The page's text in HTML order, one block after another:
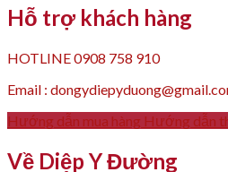
Hỗ trợ khách hàng
HOTLINE 0908 758 910
Email :
Hướng dẫn mua hàng Hướng dẫn
Về Diệp Y Đường